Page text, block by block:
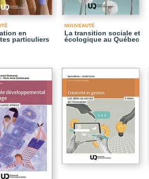
en
particuliers
NOUVEAUTÉ
La transition sociale et
écologique au Québec